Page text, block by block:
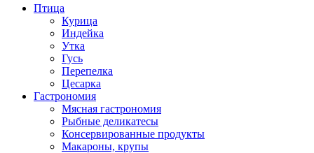
Птица
Курица
Индейка
Утка
Гусь
Перепелка
Цесарка
Гастрономия
Мясная гастрономия
Рыбные деликатесы
Консервированные продукты
Макароны, крупы